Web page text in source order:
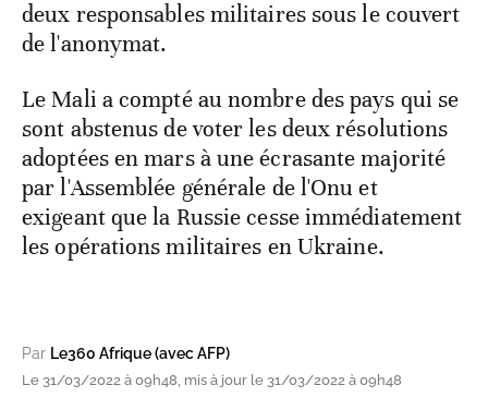
deux responsables militaires sous le couvert
de l'anonymat.
Le Mali a compté au nombre des pays qui se
sont abstenus de voter les deux résolutions
adoptées en mars à une écrasante majorité
par l'Assemblée générale de l'Onu et
exigeant que la Russie cesse immédiatement
les opérations militaires en Ukraine.
Par Le360 Afrique (avec AFP)
Le 31/03/2022 à 09h48, mis à jour le 31/03/2022 à 09h48